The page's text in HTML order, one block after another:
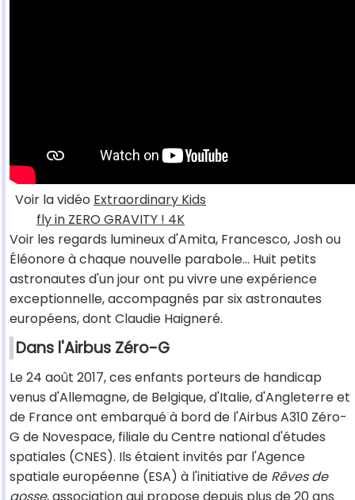
Voir la vidéo Extraordinary Kids
fly in ZERO GRAVITY ! 4K
Voir les regards lumineux d'Amita, Francesco, Josh ou
Éléonore à chaque nouvelle parabole… Huit petits
astronautes d'un jour ont pu vivre une expérience
exceptionnelle, accompagnés par six astronautes
européens, dont Claudie Haigneré.
Dans l'Airbus Zéro-G
Le 24 août 2017, ces enfants porteurs de handicap
venus d'Allemagne, de Belgique, d'Italie, d'Angleterre et
de France ont embarqué à bord de l'Airbus A310 Zéro-
G de Novespace, filiale du Centre national d'études
spatiales (CNES). Ils étaient invités par l'Agence
spatiale européenne (ESA) à l'initiative de Rêves de